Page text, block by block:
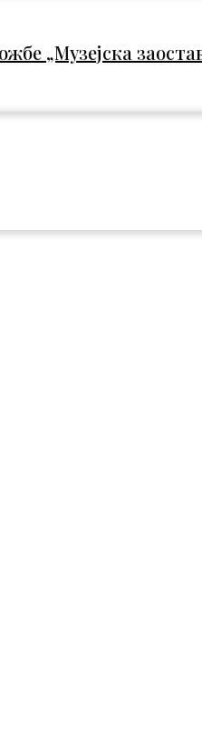
„Музејска